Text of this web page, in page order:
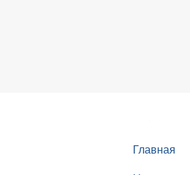
Главная